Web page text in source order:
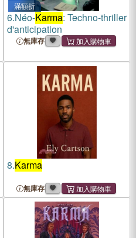
滿額折
6.Néo-Karma: Techno-thriller
d'anticipation
無庫存
8.Karma
無庫存